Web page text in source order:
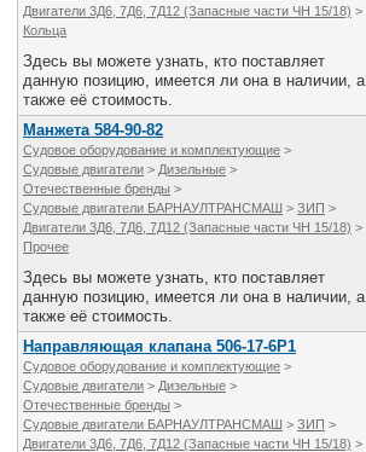
Двигатели 3Д6, 7Д6, 7Д12 (Запасные части ЧН 15/18) >
Кольца
Здесь вы можете узнать, кто поставляет
данную позицию, имеется ли она в наличии, а
также её стоимость.
Манжета 584-90-82
Судовое оборудование и комплектующие >
Судовые двигатели > Дизельные >
Отечественные бренды >
Судовые двигатели БАРНАУЛТРАНСМАШ > ЗИП >
Двигатели 3Д6, 7Д6, 7Д12 (Запасные части ЧН 15/18) >
Прочее
Здесь вы можете узнать, кто поставляет
данную позицию, имеется ли она в наличии, а
также её стоимость.
Направляющая клапана 506-17-6Р1
Судовое оборудование и комплектующие >
Судовые двигатели > Дизельные >
Отечественные бренды >
Судовые двигатели БАРНАУЛТРАНСМАШ > ЗИП >
Двигатели 3Д6, 7Д6, 7Д12 (Запасные части ЧН 15/18) >